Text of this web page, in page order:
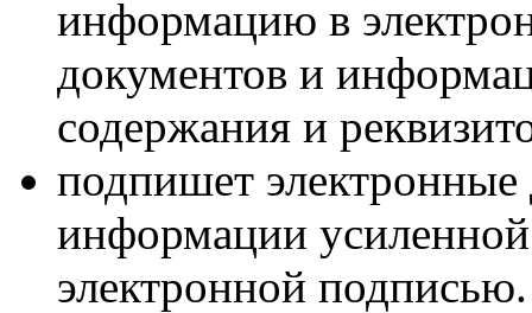
информацию в
документов и
содержания и
подпишет
информации
электронной подписью.